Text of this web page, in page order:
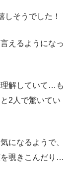
しそうでした！
えるようになっ
解していて…も
2人で驚いてい
になるようで、
覗きこんだり…